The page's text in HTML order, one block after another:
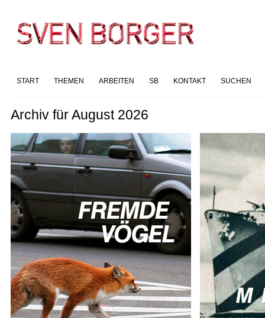
START THEMEN ARBEITEN SB KONTAKT SUCHEN
Archiv für August 2026